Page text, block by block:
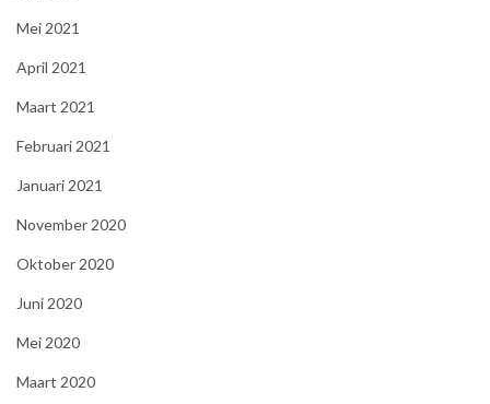
Mei 2021
April 2021
Maart 2021
Februari 2021
Januari 2021
November 2020
Oktober 2020
Juni 2020
Mei 2020
Maart 2020